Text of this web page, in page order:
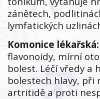
zánětech,
lymfatických
Komonice lékařská:
flavonoidy, mírní
bolest. Léčí vředy a
bolestech hlavy, při
artritidě a proti